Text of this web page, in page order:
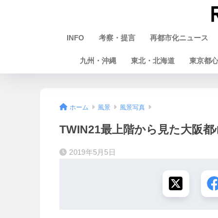
INFO 考察・提言 再都市化ニュース
九州・沖縄 東北・北海道 東京都心
ホーム 風景 風景写真
TWIN21最上階から見た大阪
2019年5月5日